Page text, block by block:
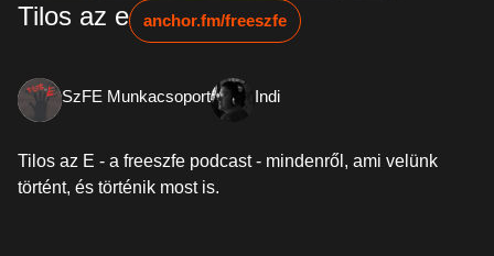
Tilos az e anchor.fm/freeszfe
SzFE Munkacsoport Indi
Tilos az E - a freeszfe podcast - mindenről, ami velünk
történt, és történik most is.